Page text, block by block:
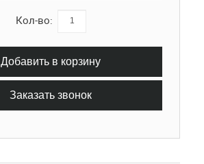
Кол-во:
Добавить в корзину
Заказать звонок